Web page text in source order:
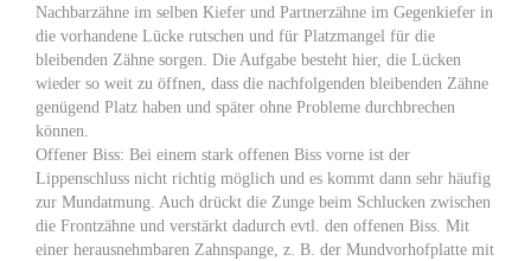
Nachbarzähne im selben Kiefer und Partnerzähne im Gegenkiefer in
die vorhandene Lücke rutschen und für Platzmangel für die
bleibenden Zähne sorgen. Die Aufgabe besteht hier, die Lücken
wieder so weit zu öffnen, dass die nachfolgenden bleibenden Zähne
genügend Platz haben und später ohne Probleme durchbrechen
können.
Offener Biss: Bei einem stark offenen Biss vorne ist der
Lippenschluss nicht richtig möglich und es kommt dann sehr häufig
zur Mundatmung. Auch drückt die Zunge beim Schlucken zwischen
die Frontzähne und verstärkt dadurch evtl. den offenen Biss. Mit
einer herausnehmbaren Zahnspange, z. B. der Mundvorhofplatte mit